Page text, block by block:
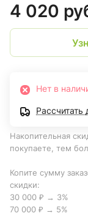
4 020
Нет в
Рассчитать
Накопительная
покупаете, тем
Копите сумму
скидки:
30 000 ₽ → 3%
70 000 ₽ → 5%